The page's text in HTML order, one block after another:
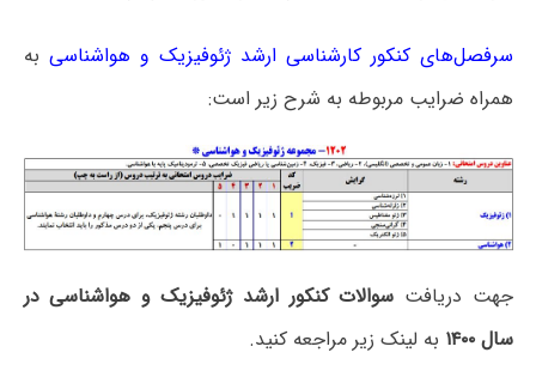
سرفصل‌های کنکور کارشناسی ارشد ژئوفیزیک و هواشناسی به
همراه ضرایب مربوطه به شرح زیر است:
جهت دریافت سوالات کنکور ارشد ژئوفیزیک و هواشناسی در
سال ۱۴۰۰
به لینک زیر مراجعه کنید.